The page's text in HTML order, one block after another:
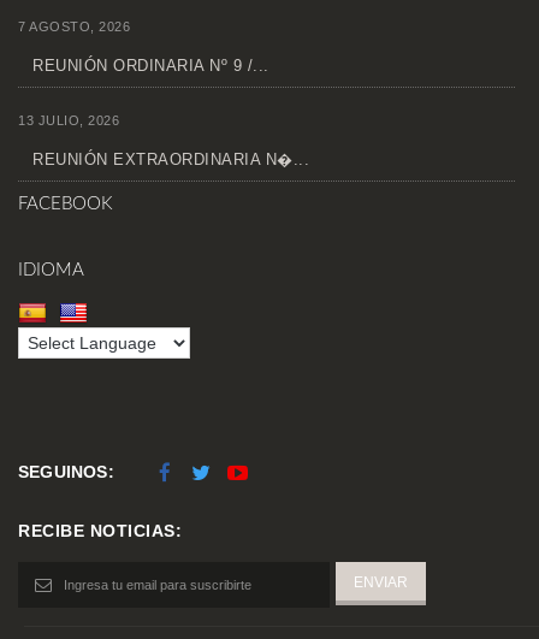
7 AGOSTO, 2026
REUNIÓN ORDINARIA Nº 9 /...
13 JULIO, 2026
REUNIÓN EXTRAORDINARIA N�...
FACEBOOK
IDIOMA
SEGUINOS:
RECIBE NOTICIAS: